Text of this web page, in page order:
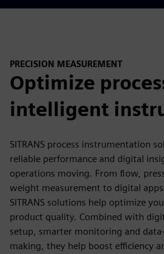
PRECISION MEASUREMENT
Optimize
intelligent
SITRANS process instrumentation
reliable performance and digital
operations moving. From flow,
weight measurement to digital apps
SITRANS solutions help optimize
product quality. Combined with
setup, smarter monitoring and
making, they help boost efficiency